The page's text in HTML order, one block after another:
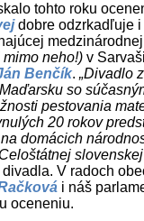
tohto roku
dobre odzrkadľuje i
neho!) v
Benčík. „Divadlo
so
pestovania
20 rokov
domácich
V radoch
i náš
oceneniu.